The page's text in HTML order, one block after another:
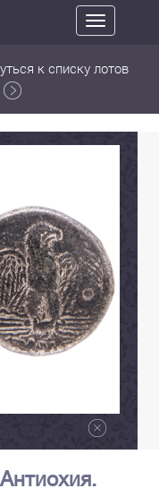
Toggle
navigation
к списку лотов